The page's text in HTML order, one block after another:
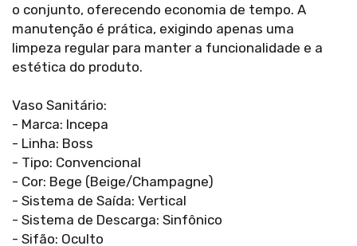
o conjunto, oferecendo economia de tempo. A
manutenção é prática, exigindo apenas uma
limpeza regular para manter a funcionalidade e a
estética do produto.
Vaso Sanitário:
- Marca: Incepa
- Linha: Boss
- Tipo: Convencional
- Cor: Bege (Beige/Champagne)
- Sistema de Saída: Vertical
- Sistema de Descarga: Sinfônico
- Sifão: Oculto